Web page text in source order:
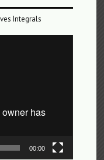
Integrals
00:00